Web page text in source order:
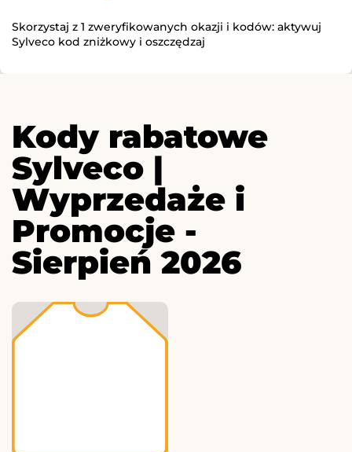
Skorzystaj z 1 zweryfikowanych okazji i kodów: aktywuj
Sylveco kod zniżkowy i oszczędzaj
Kody rabatowe
Sylveco |
Wyprzedaże i
Promocje -
Sierpień 2026